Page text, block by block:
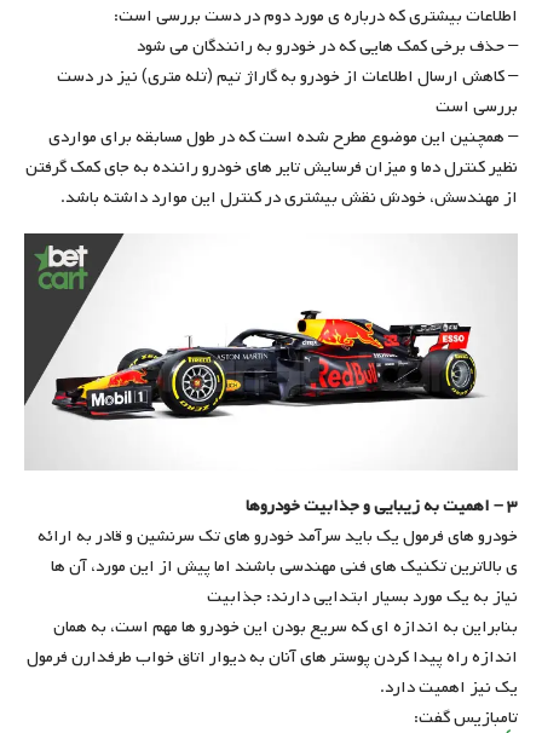
اطلاعات بیشتری که درباره ی مورد دوم در دست بررسی است:
– حذف برخی کمک هایی که در خودرو به رانندگان می شود
– کاهش ارسال اطلاعات از خودرو به گاراژ تیم (تله متری) نیز در دست
بررسی است
– همچنین این موضوع مطرح شده است که در طول مسابقه برای مواردی
نظیر کنترل دما و میزان فرسایش تایر های خودرو راننده به جای کمک گرفتن
از مهندسش، خودش نقش بیشتری در کنترل این موارد داشته باشد.
۳ – اهمیت به زیبایی و جذابیت خودروها
خودرو های فرمول یک باید سرآمد خودرو های تک سرنشین و قادر به ارائه
ی بالاترین تکنیک های فنی مهندسی باشند اما پیش از این مورد، آن ها
نیاز به یک مورد بسیار ابتدایی دارند: جذابیت
بنابراین به اندازه ای که سریع بودن این خودرو ها مهم است، به همان
اندازه راه پیدا کردن پوستر های آنان به دیوار اتاق خواب طرفدارن فرمول
یک نیز اهمیت دارد.
تامبازیس گفت: